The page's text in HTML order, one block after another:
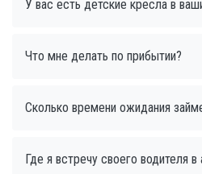
У вас есть детские кресла в
Что мне делать по прибытии?
Сколько времени ожидания
Где я встречу своего водителя в